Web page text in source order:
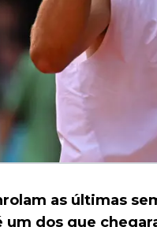
as últimas
um dos que